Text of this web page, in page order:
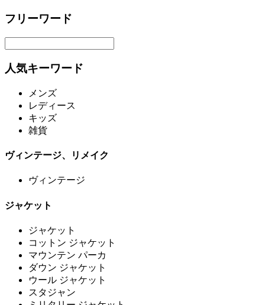
フリーワード
人気キーワード
メンズ
レディース
キッズ
雑貨
ヴィンテージ、リメイク
ヴィンテージ
ジャケット
ジャケット
コットン ジャケット
マウンテン パーカ
ダウン ジャケット
ウール ジャケット
スタジャン